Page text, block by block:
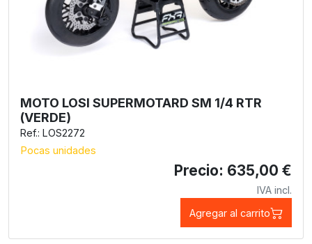
MOTO LOSI SUPERMOTARD SM 1/4 RTR
(VERDE)
Ref.: LOS2272
Pocas unidades
Precio: 635,00 €
IVA incl.
Agregar al carrito